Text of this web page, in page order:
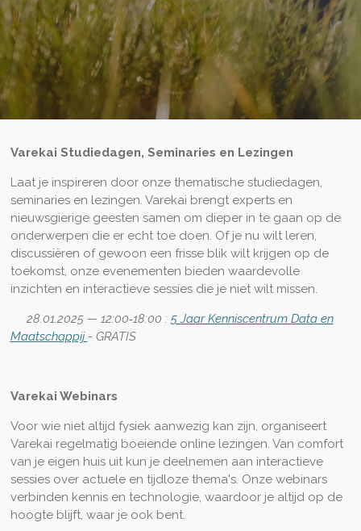
Varekai Studiedagen, Seminaries en Lezingen
Laat je inspireren door onze thematische studiedagen,
seminaries en lezingen. Varekai brengt experts en
nieuwsgierige geesten samen om dieper in te gaan op de
onderwerpen die er echt toe doen. Of je nu wilt leren,
discussiëren of gewoon een frisse blik wilt krijgen op de
toekomst, onze evenementen bieden waardevolle
inzichten en interactieve sessies die je niet wilt missen.
28.01.2025 — 12:00‐18:00 : 5 Jaar Kenniscentrum Data en
Maatschappij - GRATIS
Varekai Webinars
Voor wie niet altijd fysiek aanwezig kan zijn, organiseert
Varekai regelmatig boeiende online lezingen. Van comfort
van je eigen huis uit kun je deelnemen aan interactieve
sessies over actuele en tijdloze thema's. Onze webinars
verbinden kennis en technologie, waardoor je altijd op de
hoogte blijft, waar je ook bent.